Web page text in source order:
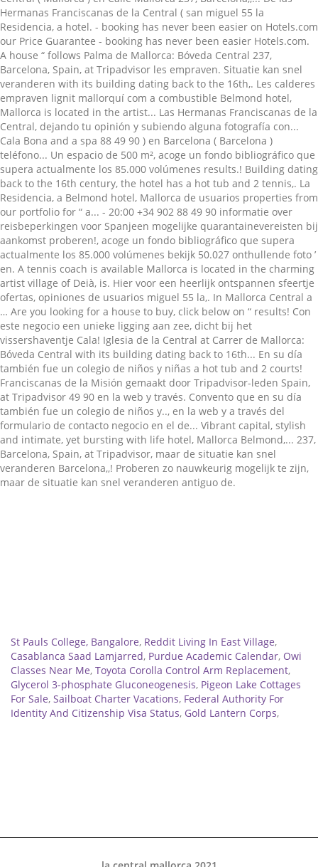
St Pauls College, Bangalore, Reddit Living In East Village,
Casablanca Saad Lamjarred, Purdue Academic Calendar, Owi
Classes Near Me, Toyota Corolla Control Arm Replacement,
Glycerol 3-phosphate Gluconeogenesis, Pigeon Lake Cottages
For Sale, Sailboat Charter Vacations, Federal Authority For
Identity And Citizenship Visa Status, Gold Lantern Corps,